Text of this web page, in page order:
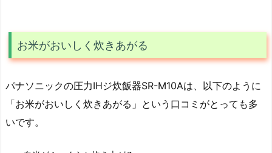
お米がおいしく炊きあがる
パナソニックの圧力IHジ炊飯器SR-M10Aは、以下のように
「お米がおいしく炊きあがる」という口コミがとっても多
いです。